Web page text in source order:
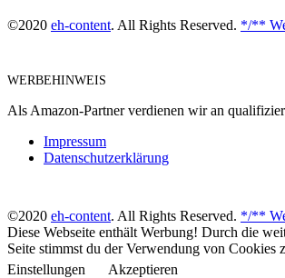
©2020 eh-content. All Rights Reserved. */**
WERBEHINWEIS
Als Amazon-Partner verdienen wir an
Impressum
Datenschutzerklärung
©2020 eh-content. All Rights Reserved. */**
Diese Webseite enthält Werbung! Durch die
Seite stimmst du der Verwendung von Cookies
Einstellungen
Akzeptieren